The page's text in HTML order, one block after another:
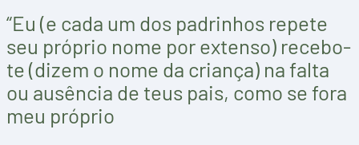
“Eu (e cada um dos padrinhos repete
seu próprio nome por extenso) recebo-
te (dizem o nome da criança) na falta
ou ausência de teus pais, como se fora
meu próprio